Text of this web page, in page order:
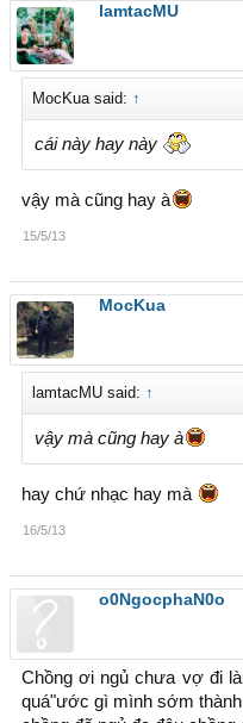
lamtacMU
MocKua said: ↑
cái này hay này
vậy mà cũng hay à
15/5/13
MocKua
lamtacMU said: ↑
vậy mà cũng hay à
hay chứ nhạc hay mà
16/5/13
o0NgocphaN0o
Chồng ơi ngủ chưa vợ đi
quá"ước gì mình sớm